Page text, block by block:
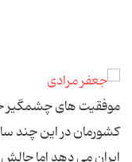
موفقیت های چشمگیر
کشورمان در این چند